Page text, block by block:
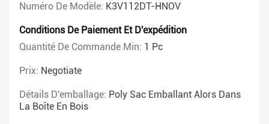
Numéro De Modèle: K3V112DT-HNOV
Conditions De Paiement Et D'expédition
Quantité De Commande Min: 1 Pc
Prix: Negotiate
Détails D'emballage: Poly Sac Emballant Alors Dans
La Boîte En Bois